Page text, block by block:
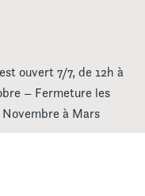
ouvert 7/7, de 12h à
– Fermeture les
à Mars